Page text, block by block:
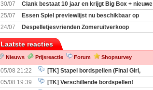
30/07
Clank bestaat 10 jaar en krijgt Big Box + nieuwe
uitbreiding
25/07
Essen Spiel previewlijst nu beschikbaar op
Boardgamegeek
24/07
Despelletjesvrienden Zomeruitverkoop
Laatste reacties
Nieuws Prijsreactie Forum Shopsurvey
05/08 21:22
[TK] Stapel bordspellen (Final Girl,
Nemesis Retaliation, Zombicide Invader)
05/08 19:39
[TK] Verschillende bordspellen!